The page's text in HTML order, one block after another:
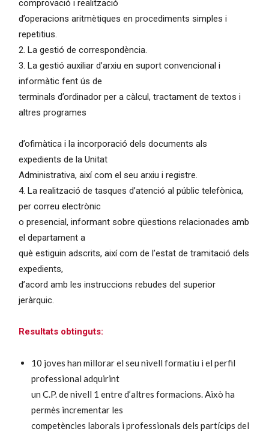
comprovació i realització
d’operacions aritmètiques en procediments simples i
repetitius.
2. La gestió de correspondència.
3. La gestió auxiliar d’arxiu en suport convencional i
informàtic fent ús de
terminals d’ordinador per a càlcul, tractament de textos i
altres programes
d’ofimàtica i la incorporació dels documents als
expedients de la Unitat
Administrativa, així com el seu arxiu i registre.
4. La realització de tasques d’atenció al públic telefònica,
per correu electrònic
o presencial, informant sobre qüestions relacionades amb
el departament a
què estiguin adscrits, així com de l’estat de tramitació dels
expedients,
d’acord amb les instruccions rebudes del superior
jeràrquic.
Resultats obtinguts:
10 joves han millorar el seu nivell formatiu i el perfil
professional adquirint
un C.P. de nivell 1 entre d’altres formacions. Això ha
permès incrementar les
competències laborals i professionals dels partícips del